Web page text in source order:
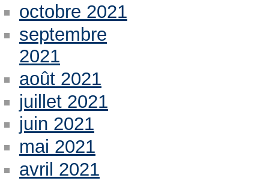
octobre 2021
septembre
2021
août 2021
juillet 2021
juin 2021
mai 2021
avril 2021